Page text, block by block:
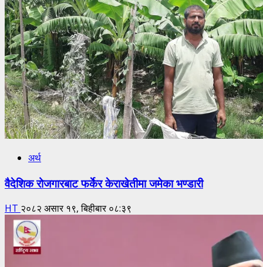
अर्थ
वैदेशिक रोजगारबाट फर्केर केराखेतीमा जमेका भण्डारी
HT २०८२ असार १९, बिहीबार ०८:३९